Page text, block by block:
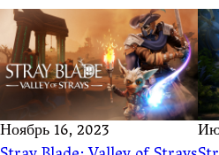
Ноябрь 16, 2023